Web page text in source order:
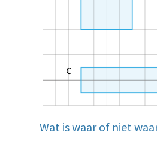
Wat is waar of niet